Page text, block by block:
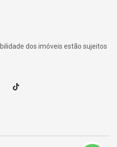
dos imóveis estão sujeitos
TikTok